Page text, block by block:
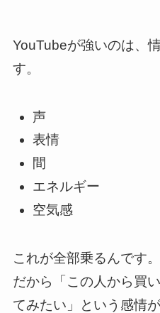
YouTubeが強いのは、
す。
声
表情
間
エネルギー
空気感
これが全部乗るんです。
だから「この人から買
てみたい」という感情